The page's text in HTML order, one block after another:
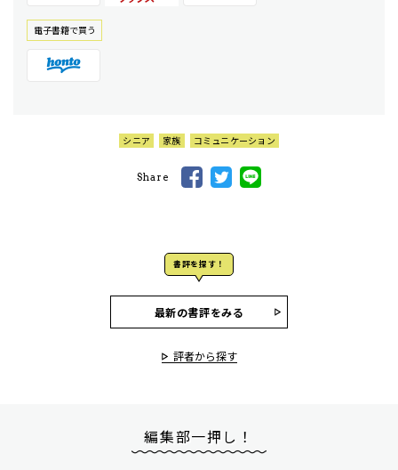
電⼦書籍で買う
シニア 家族 コミュニケーション
Share
書評を探す！
最新の書評をみる
評者から探す
編集部一押し！